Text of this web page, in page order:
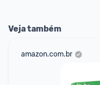
Veja também
amazon.com.br